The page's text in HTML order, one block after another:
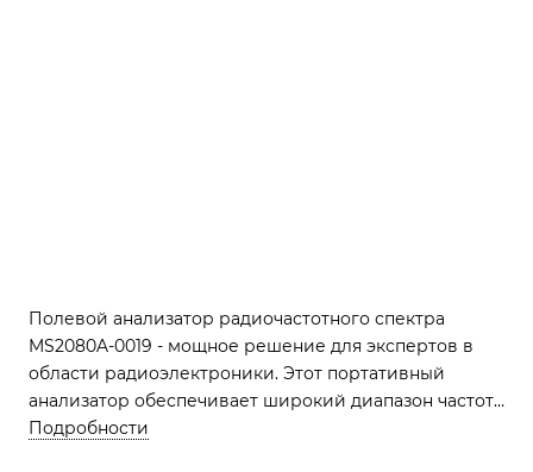
Полевой анализатор радиочастотного спектра
MS2080A-0019 - мощное решение для экспертов в
области радиоэлектроники. Этот портативный
анализатор обеспечивает широкий диапазон частот
4 ГГц и 6 ГГц, а также дополнительный анализатор
Подробности